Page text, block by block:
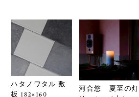
ハタノワタル 敷
板 182×160
河合悠 夏至の灯